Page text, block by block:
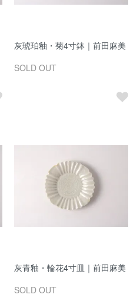
灰琥珀釉・菊4寸鉢｜前田麻美
SOLD OUT
灰青釉・輪花4寸皿｜前田麻美
SOLD OUT